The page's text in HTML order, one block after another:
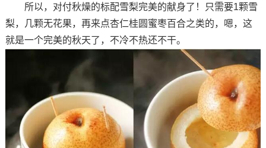
所以，对付秋燥的标配雪梨完美的献身了！只需要1颗雪
梨，几颗无花果，再来点杏仁桂圆蜜枣百合之类的，嗯，这
就是一个完美的秋天了，不冷不热还不干。